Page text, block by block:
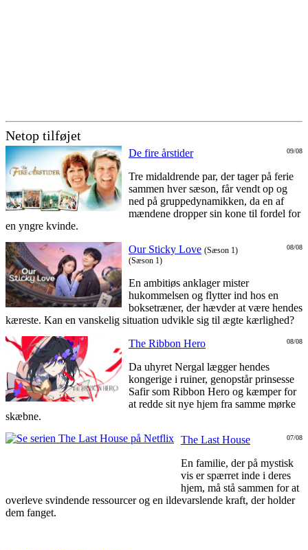
Netop tilføjet
09/08
De fire årstider
Tre midaldrende par, der tager på ferie
sammen hver sæson, får vendt op og
ned på gruppedynamikken, da en af
mændene dropper sin kone til fordel for
en yngre kvinde.
08/08
Our Sticky Love (Sæson 1)
(Sæson 1)
En ambitiøs anklager mister
hukommelsen og flytter ind hos en
boksetræner, der hævder at være hendes
kæreste. Kan en vanskelig situation udvikle sig til ægte kærlighed?
08/08
The Ribbon Hero
Da uhyret Nergal lægger hendes
kongerige i ruiner, genopstår prinsesse
Safir som Ribbon Hero og kæmper for
at redde sit nye hjem fra samme mørke
skæbne.
07/08
The Last House
En familie, der på mystisk
vis er spærret inde i deres
hjem, må stå sammen for at
overleve svindende ressourcer og en ildevarslende kraft, der holder
dem fanget.